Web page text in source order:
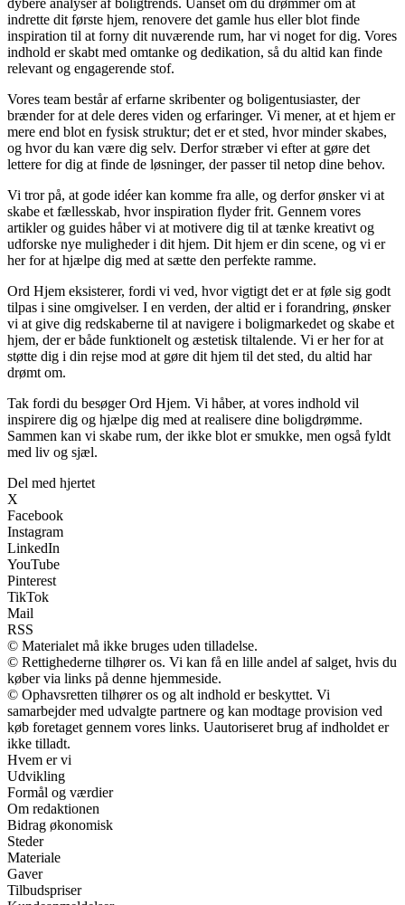
indrette dit første hjem, renovere det gamle hus eller blot finde
inspiration til at forny dit nuværende rum, har vi noget for dig. Vores
indhold er skabt med omtanke og dedikation, så du altid kan finde
relevant og engagerende stof.
Vores team består af erfarne skribenter og boligentusiaster, der
brænder for at dele deres viden og erfaringer. Vi mener, at et hjem er
mere end blot en fysisk struktur; det er et sted, hvor minder skabes,
og hvor du kan være dig selv. Derfor stræber vi efter at gøre det
lettere for dig at finde de løsninger, der passer til netop dine behov.
Vi tror på, at gode idéer kan komme fra alle, og derfor ønsker vi at
skabe et fællesskab, hvor inspiration flyder frit. Gennem vores
artikler og guides håber vi at motivere dig til at tænke kreativt og
udforske nye muligheder i dit hjem. Dit hjem er din scene, og vi er
her for at hjælpe dig med at sætte den perfekte ramme.
Ord Hjem eksisterer, fordi vi ved, hvor vigtigt det er at føle sig godt
tilpas i sine omgivelser. I en verden, der altid er i forandring, ønsker
vi at give dig redskaberne til at navigere i boligmarkedet og skabe et
hjem, der er både funktionelt og æstetisk tiltalende. Vi er her for at
støtte dig i din rejse mod at gøre dit hjem til det sted, du altid har
drømt om.
Tak fordi du besøger Ord Hjem. Vi håber, at vores indhold vil
inspirere dig og hjælpe dig med at realisere dine boligdrømme.
Sammen kan vi skabe rum, der ikke blot er smukke, men også fyldt
med liv og sjæl.
Del med hjertet
X
Facebook
Instagram
LinkedIn
YouTube
Pinterest
TikTok
Mail
RSS
© Materialet må ikke bruges uden tilladelse.
© Rettighederne tilhører os. Vi kan få en lille andel af salget, hvis du
køber via links på denne hjemmeside.
© Ophavsretten tilhører os og alt indhold er beskyttet. Vi
samarbejder med udvalgte partnere og kan modtage provision ved
køb foretaget gennem vores links. Uautoriseret brug af indholdet er
ikke tilladt.
Hvem er vi
Udvikling
Formål og værdier
Om redaktionen
Bidrag økonomisk
Steder
Materiale
Gaver
Tilbudspriser